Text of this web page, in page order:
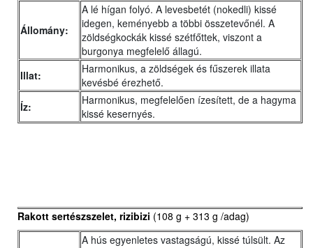
Állomány:
A lé hígan folyó. A levesbetét (nokedli) kissé
idegen, keményebb a többi összetevőnél. A
zöldségkockák kissé szétfőttek, viszont a
burgonya megfelelő állagú.
Illat:
Harmonikus, a zöldségek és fűszerek illata
kevésbé érezhető.
Íz:
Harmonikus, megfelelően ízesített, de a hagyma
kissé kesernyés.
Rakott sertészszelet, rizibizi (108 g + 313 g /adag)
A hús egyenletes vastagságú, kissé túlsült. Az